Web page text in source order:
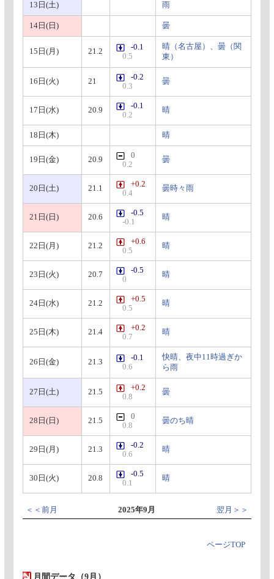
13日(土) 雨
14日(日) 曇
15日(月) 21.2
-0.1
0.5
晴（名古屋）、曇（関
東）
16日(火) 21
-0.2
0.3
曇
17日(水) 20.9
-0.1
0.2
晴
18日(木) 晴
19日(金) 20.9
0
0.2
曇
20日(土) 21.1
+0.2
0.4
曇時々雨
21日(日) 20.6
-0.5
-0.1
晴
22日(月) 21.2
+0.6
0.5
晴
23日(火) 20.7
-0.5
0
晴
24日(水) 21.2
+0.5
0.5
晴
25日(木) 21.4
+0.2
0.7
晴
26日(金) 21.3
-0.1
0.6
快晴、夜中11時過ぎか
ら雨
27日(土) 21.5
+0.2
0.8
曇
28日(日) 21.5
0
0.8
曇のち晴
29日(月) 21.3
-0.2
0.6
晴
30日(火) 20.8
-0.5
0.1
晴
＜＜前月 2025年9月 翌月＞＞
ページTOP
月間データ（9月）